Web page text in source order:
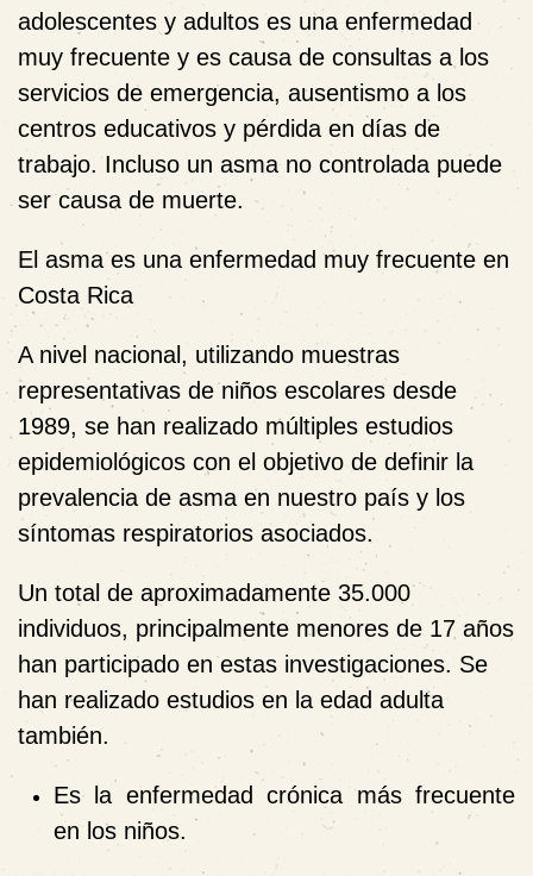
adolescentes y adultos es una enfermedad
muy frecuente y es causa de consultas a los
servicios de emergencia, ausentismo a los
centros educativos y pérdida en días de
trabajo. Incluso un asma no controlada puede
ser causa de muerte.
El asma es una enfermedad muy frecuente en
Costa Rica
A nivel nacional, utilizando muestras
representativas de niños escolares desde
1989, se han realizado múltiples estudios
epidemiológicos con el objetivo de definir la
prevalencia de asma en nuestro país y los
síntomas respiratorios asociados.
Un total de aproximadamente 35.000
individuos, principalmente menores de 17 años
han participado en estas investigaciones. Se
han realizado estudios en la edad adulta
también.
Es la enfermedad crónica más frecuente
en los niños.